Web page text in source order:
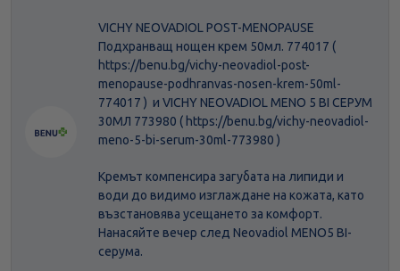
VICHY NEOVADIOL POST-MENOPAUSE
Подхранващ нощен крем 50мл. 774017 (
https://benu.bg/vichy-neovadiol-post-
menopause-podhranvas-nosen-krem-50ml-
774017 ) и VICHY NEOVADIOL MENO 5 BI СЕРУМ
30МЛ 773980 ( https://benu.bg/vichy-neovadiol-
meno-5-bi-serum-30ml-773980 )
Кремът компенсира загубата на липиди и
води до видимо изглаждане на кожата, като
възстановява усещането за комфорт.
Нанасяйте вечер след Neovadiol MENO5 BI-
серума.